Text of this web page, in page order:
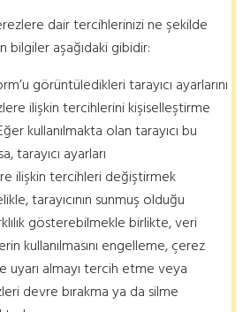
dair tercihlerinizi ne şekilde
aşağıdaki gibidir:
görüntüledikleri tarayıcı ayarlarını
ilişkin tercihlerini kişiselleştirme
kullanılmakta olan tarayıcı bu
tarayıcı ayarları
ilişkin tercihleri değiştirmek
tarayıcının sunmuş olduğu
gösterebilmekle birlikte, veri
kullanılmasını engelleme, çerez
uyarı almayı tercih etme veya
devre bırakma ya da silme